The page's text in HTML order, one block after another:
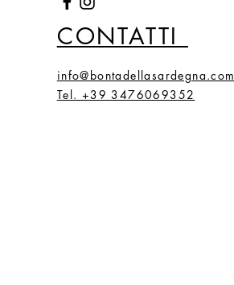
CONTATTI
info@bontadellasardegna.com
Tel. +39 3476069352